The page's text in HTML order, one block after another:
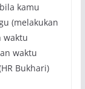
kamu
(melakukan
waktu
waktu
Bukhari)